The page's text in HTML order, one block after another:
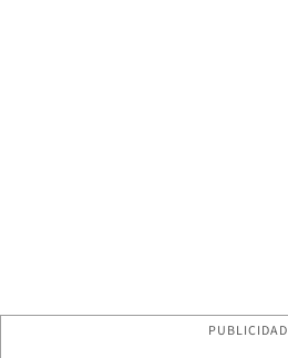
PUBLICIDAD